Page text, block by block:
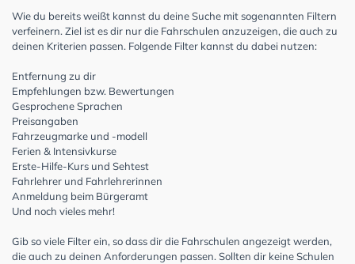
Wie du bereits weißt kannst du deine Suche mit sogenannten Filtern
verfeinern. Ziel ist es dir nur die Fahrschulen anzuzeigen, die auch zu
deinen Kriterien passen. Folgende Filter kannst du dabei nutzen:
Entfernung zu dir
Empfehlungen bzw. Bewertungen
Gesprochene Sprachen
Preisangaben
Fahrzeugmarke und -modell
Ferien & Intensivkurse
Erste-Hilfe-Kurs und Sehtest
Fahrlehrer und Fahrlehrerinnen
Anmeldung beim Bürgeramt
Und noch vieles mehr!
Gib so viele Filter ein, so dass dir die Fahrschulen angezeigt werden,
die auch zu deinen Anforderungen passen. Sollten dir keine Schulen